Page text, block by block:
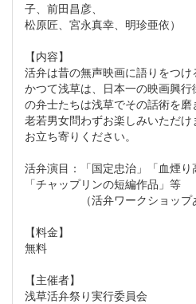
子、前田昌彦、
松原匠、宮永真幸、明珍亜依）
【内容】
活弁は昔の無声映画に語りをつけ
かつて浅草は、日本一の映画興
の弁士たちは浅草でその話術を磨
老若男女問わずお楽しみいただ
お立ち寄りください。
活弁演目：「国定忠治」「血煙り
「チャップリンの短編作品」等
（活弁ワークショップあ
【料金】
無料
【主催者】
浅草活弁祭り実行委員会